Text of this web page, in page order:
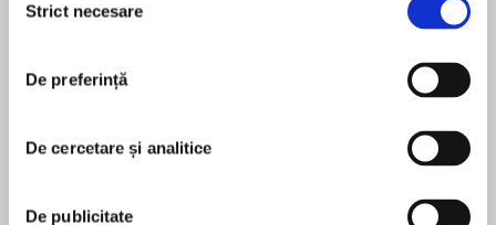
consimțământului
Strict necesare
De preferință
De cercetare și analitice
De publicitate
—Jeffery Deaver, New York Times bestselling
Detective Chief Inspector Alan Banks faces his
yet when his own daughter crosses paths with a
psychopath, in Peter Robinson’s superb Bad
Boy. Dennis Lehane, author of Mystic River and
În acest moment nu există recenzii
pentru această carte
Peter Robinson
writers,Peter Robinsonwas the bestselling, award-